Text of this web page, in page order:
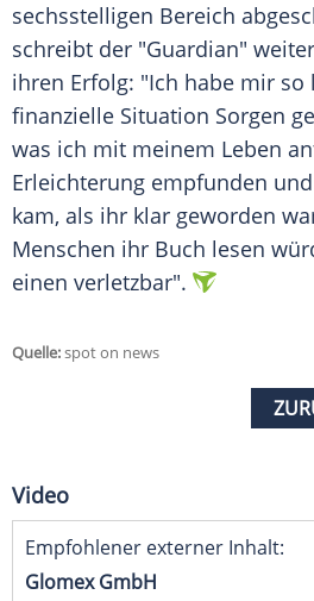
sechsstelligen Bereich
schreibt der "Guardian"
ihren Erfolg: "Ich habe mir
finanzielle Situation Sorgen
was ich mit meinem Leben
Erleichterung empfunden
kam, als ihr klar geworden
Menschen ihr Buch lesen
einen verletzbar".
Quelle:spot on news
Video
Empfohlener externer Inhalt:
Glomex GmbH